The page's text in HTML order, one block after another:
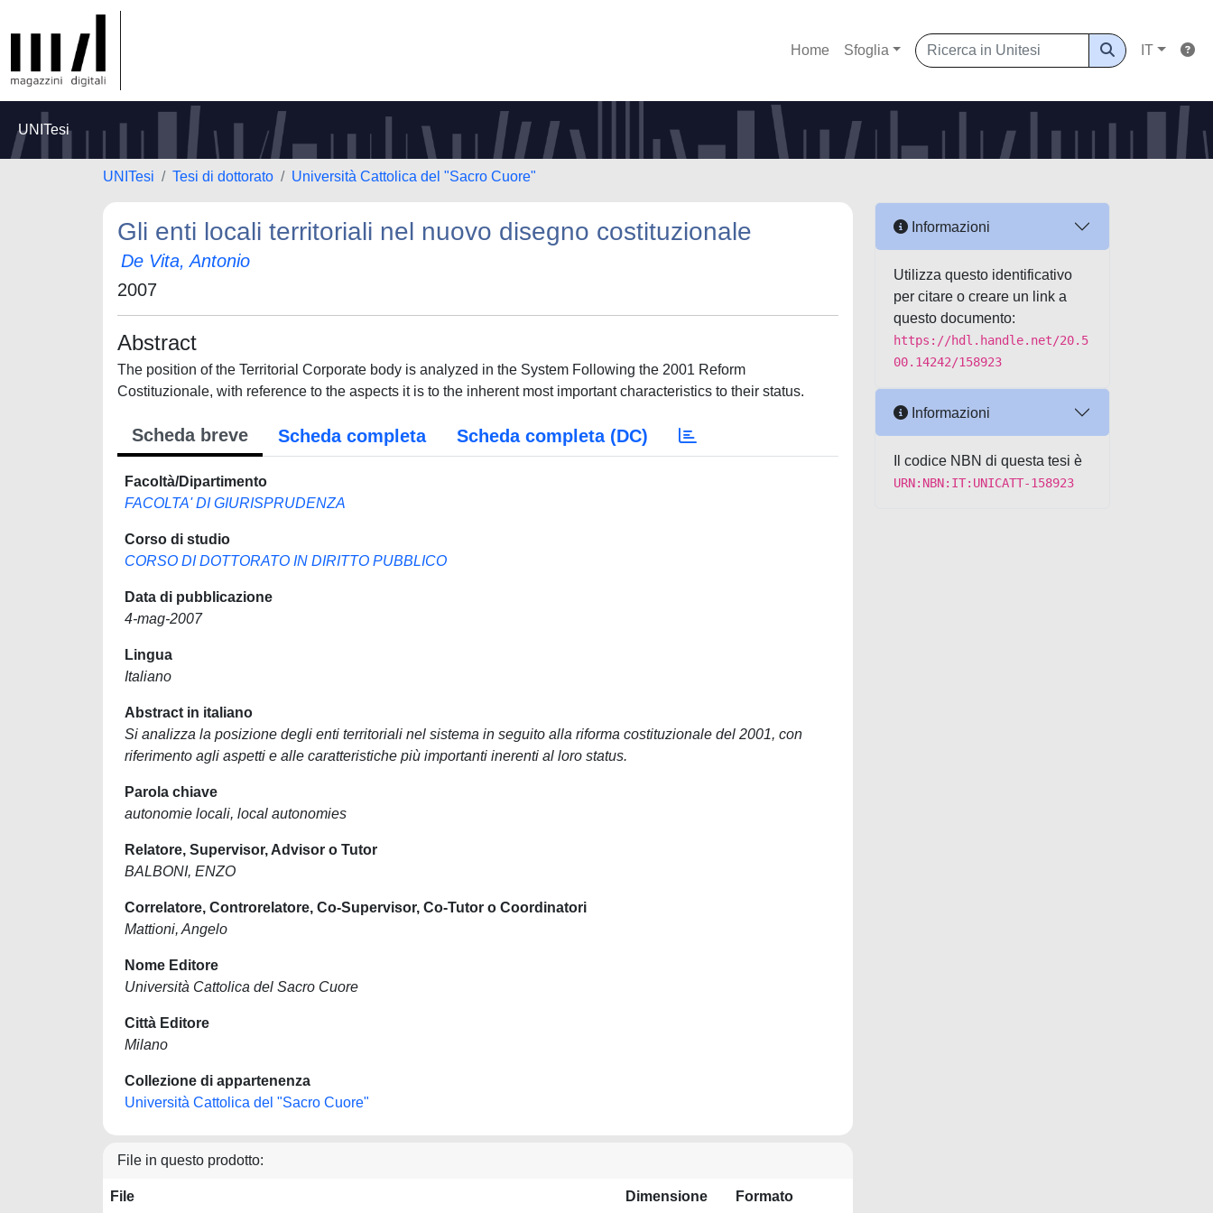
Home Sfoglia IT
UNITesi
UNITesi Tesi di dottorato Università Cattolica del "Sacro Cuore"
Gli enti locali territoriali nel nuovo disegno costituzionale
De Vita, Antonio
2007
Abstract
The position of the Territorial Corporate body is analyzed in the System Following the 2001 Reform
Costituzionale, with reference to the aspects it is to the inherent most important characteristics to their status.
Scheda breve Scheda completa Scheda completa (DC)
Facoltà/Dipartimento
FACOLTA' DI GIURISPRUDENZA
Corso di studio
CORSO DI DOTTORATO IN DIRITTO PUBBLICO
Data di pubblicazione
4-mag-2007
Lingua
Italiano
Abstract in italiano
Si analizza la posizione degli enti territoriali nel sistema in seguito alla riforma costituzionale del 2001, con
riferimento agli aspetti e alle caratteristiche più importanti inerenti al loro status.
Parola chiave
autonomie locali, local autonomies
Relatore, Supervisor, Advisor o Tutor
BALBONI, ENZO
Correlatore, Controrelatore, Co-Supervisor, Co-Tutor o Coordinatori
Mattioni, Angelo
Nome Editore
Università Cattolica del Sacro Cuore
Città Editore
Milano
Collezione di appartenenza
Università Cattolica del "Sacro Cuore"
File in questo prodotto:
File Dimensione Formato
Informazioni
Utilizza questo identificativo
per citare o creare un link a
questo documento:
https://hdl.handle.net/20.5
00.14242/158923
Informazioni
Il codice NBN di questa tesi è
URN:NBN:IT:UNICATT-158923